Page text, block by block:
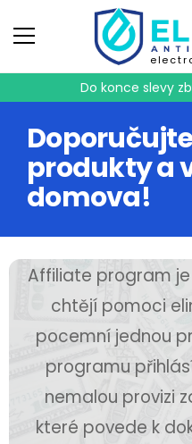
Do konce slevy
produkty a
domova!
Affiliate program
chtějí pomoci
pocemní jednou
programu
nemalou provizi
které povede k